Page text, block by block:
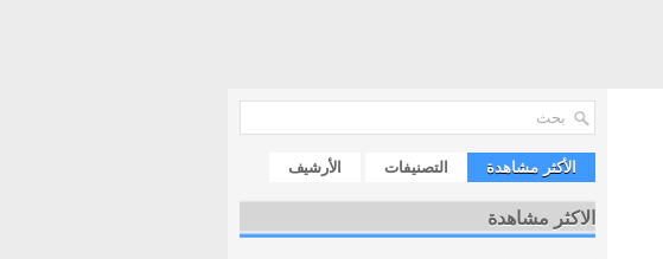
الأكثر مشاهدة التصنيفات الأرشيف
الاكثر مشاهدة